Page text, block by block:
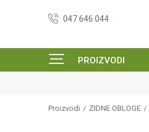
047 646 044
PROIZVODI
Proizvodi ZIDNE OBLOGE